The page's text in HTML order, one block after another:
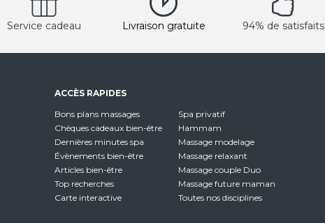
Service cadeau Livraison gratuite 94% de satisfaits
ACCÈS RAPIDES
Bons plans massages
Chèques cadeaux bien-être
Dernières minutes spa
Évènements bien-être
Articles bien-être
Top recherches
Carte interactive
Spa privatif
Hammam
Massage modelage
Massage relaxant
Massage couple Duo
Massage future maman
Toutes nos disciplines